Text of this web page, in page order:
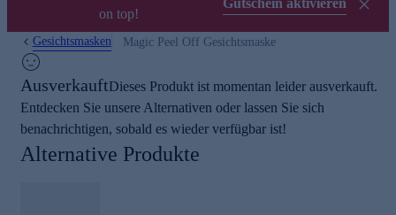
on top!
Gesichtsmasken Magic Peel Off Gesichtsmaske
AusverkauftDieses Produkt ist momentan leider ausverkauft.
Entdecken Sie unsere Alternativen oder lassen Sie sich
benachrichtigen, sobald es wieder verfügbar ist!
Alternative Produkte